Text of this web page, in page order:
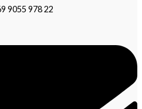
9055 978 22